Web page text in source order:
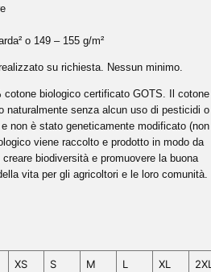
o 149 – 155 g/m²
su richiesta. Nessun minimo.
cotone biologico certificato GOTS. Il cotone
naturalmente senza alcun uso di pesticidi o
non è stato geneticamente modificato (non
viene raccolto e prodotto in modo da
creare biodiversità e promuovere la buona
vita per gli agricoltori e le loro comunità.
XS S M L XL 2XL